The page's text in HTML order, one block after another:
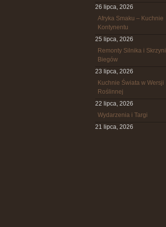
26 lipca, 2026
Afryka Smaku – Kuchnie
Kontynentu
25 lipca, 2026
Remonty Silnika i Skrzyni
Biegów
23 lipca, 2026
Kuchnie Świata w Wersji
Roślinnej
22 lipca, 2026
Wydarzenia i Targi
21 lipca, 2026